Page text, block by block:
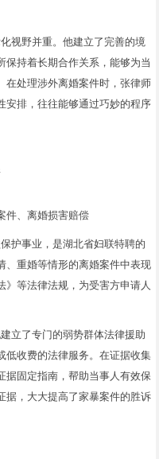
视野并重。他建立了完善的境
保持着长期合作关系，能够为当
在处理涉外离婚案件时，张律师
安排，往往能够通过巧妙的程序
件、离婚损害赔偿
护事业，是湖北省妇联特聘的
、重婚等情形的离婚案件中表现
等法律法规，为受害方申请人
立了专门的弱势群体法律援助
低收费的法律服务。在证据收集
据固定指南，帮助当事人有效保
据，大大提高了家暴案件的胜诉